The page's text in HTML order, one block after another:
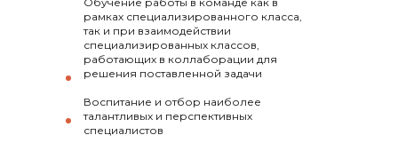
рамках специализированного класса,
так и при взаимодействии
специализированных классов,
работающих в коллаборации для
решения поставленной задачи
Воспитание и отбор наиболее
талантливых и перспективных
специалистов